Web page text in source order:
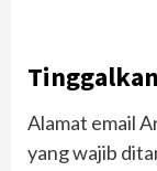
Alamat email
yang wajib